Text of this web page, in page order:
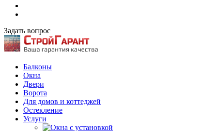
Задать вопрос
Балконы
Окна
Двери
Ворота
Для домов и коттеджей
Остекление
Услуги